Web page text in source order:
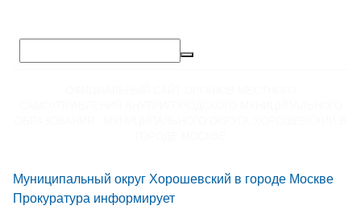
Муниципальный округ Хорошевский в городе Москве
Прокуратура информирует